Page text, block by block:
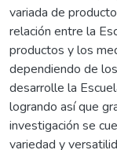
variada de
relación entre la
productos y los
dependiendo de
desarrolle la
logrando así que
investigación se
variedad y